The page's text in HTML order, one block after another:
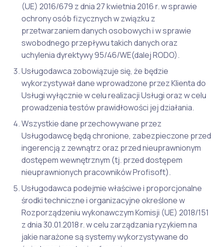
(UE) 2016/679 z dnia 27 kwietnia 2016 r. w sprawie
ochrony osób fizycznych w związku z
przetwarzaniem danych osobowych i w sprawie
swobodnego przepływu takich danych oraz
uchylenia dyrektywy 95/46/WE(dalej RODO).
Usługodawca zobowiązuje się, że będzie
wykorzystywał dane wprowadzone przez Klienta do
Usługi wyłącznie w celu realizacji Usługi oraz w celu
prowadzenia testów prawidłowości jej działania.
Wszystkie dane przechowywane przez
Usługodawcę będą chronione, zabezpieczone przed
ingerencją z zewnątrz oraz przed nieuprawnionym
dostępem wewnętrznym (tj. przed dostępem
nieuprawnionych pracowników Profisoft).
Usługodawca podejmie właściwe i proporcjonalne
środki techniczne i organizacyjne określone w
Rozporządzeniu wykonawczym Komisji (UE) 2018/151
z dnia 30.01.2018 r. w celu zarządzania ryzykiem na
jakie narażone są systemy wykorzystywane do